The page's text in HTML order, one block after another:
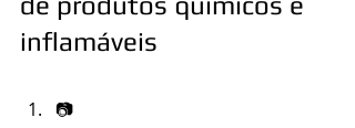
inflamáveis
📷